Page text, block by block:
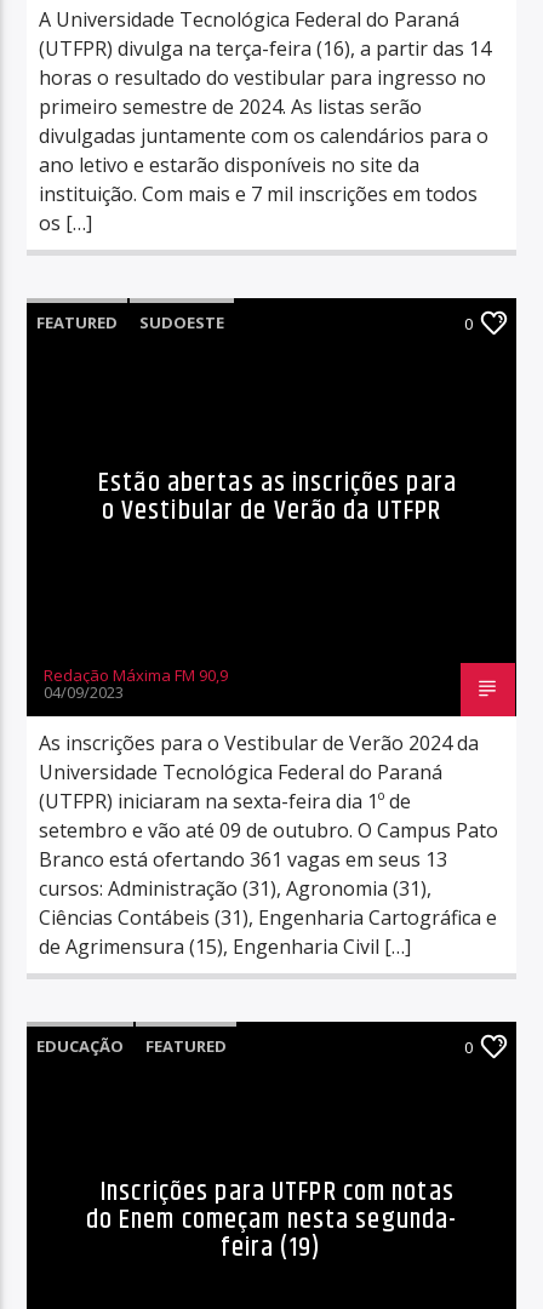
A Universidade Tecnológica Federal do Paraná
(UTFPR) divulga na terça-feira (16), a partir das 14
horas o resultado do vestibular para ingresso no
primeiro semestre de 2024. As listas serão
divulgadas juntamente com os calendários para o
ano letivo e estarão disponíveis no site da
instituição. Com mais e 7 mil inscrições em todos
os […]
FEATURED SUDOESTE 0
Estão abertas as inscrições para
o Vestibular de Verão da UTFPR
Redação Máxima FM 90,9
04/09/2023
As inscrições para o Vestibular de Verão 2024 da
Universidade Tecnológica Federal do Paraná
(UTFPR) iniciaram na sexta-feira dia 1º de
setembro e vão até 09 de outubro. O Campus Pato
Branco está ofertando 361 vagas em seus 13
cursos: Administração (31), Agronomia (31),
Ciências Contábeis (31), Engenharia Cartográfica e
de Agrimensura (15), Engenharia Civil […]
EDUCAÇÃO FEATURED 0
Inscrições para UTFPR com notas
do Enem começam nesta segunda-
feira (19)